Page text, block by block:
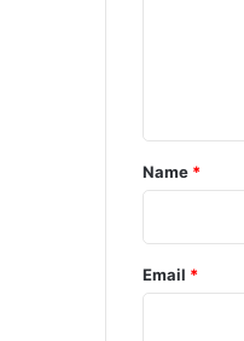
*
Name *
Email *